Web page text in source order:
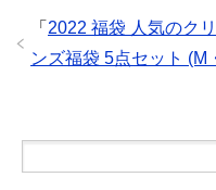
「 2022 福袋 人気のク
ンズ福袋 5点セット (M